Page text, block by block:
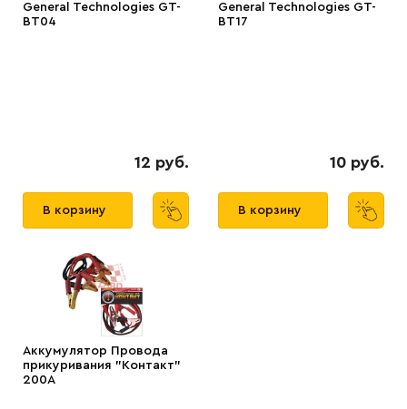
General Technologies GT-
BT04
12 руб.
В корзину
General Technologies GT-
BT17
10 руб.
В корзину
Аккумулятор Провода
прикуривания "Контакт"
200А